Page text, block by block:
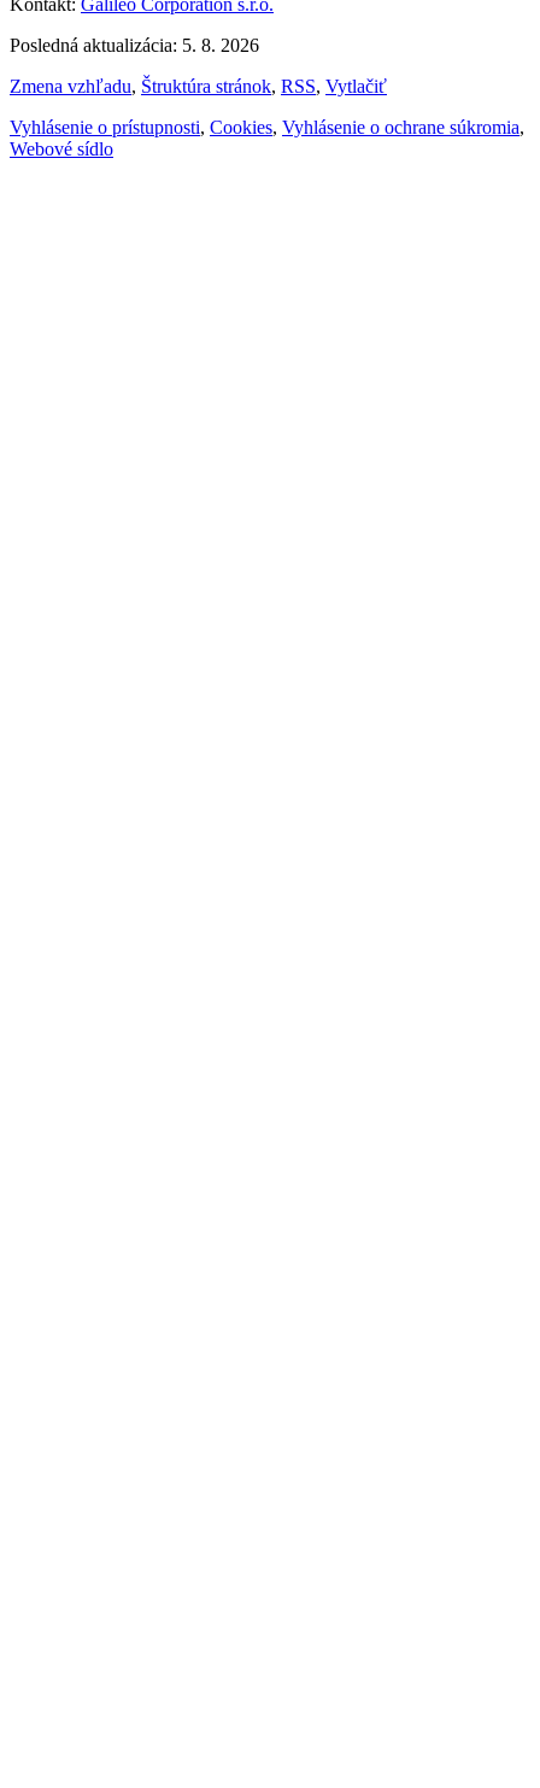
Kontakt: Galileo Corporation s.r.o.
Posledná aktualizácia: 5. 8. 2026
Zmena vzhľadu, Štruktúra stránok, RSS, Vytlačiť
Vyhlásenie o prístupnosti, Cookies, Vyhlásenie o ochrane súkromia,
Webové sídlo